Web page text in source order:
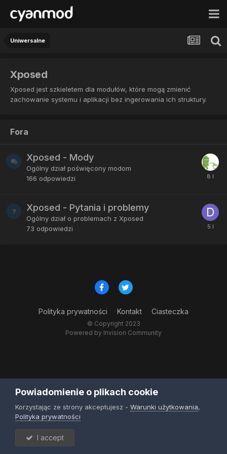
Uniwersalne
Xposed
Xposed jest szkieletem dla modułów, które mogą zmienić
zachowanie systemu i aplikacji bez ingerowania ich struktury.
Fora
Xposed - Mody
Ogólny dział poświęcony modom
166 odpowiedzi
Xposed - Pytania i problemy
Ogólny dział o problemach z Xposed
73 odpowiedzi
Polityka prywatności Kontakt Ciasteczka
© Copyright 2023
Powered by Invision Community
Powiadomienie o plikach cookie
Korzystając ze strony akceptujesz - Warunki użytkowania,
Polityka prywatności
I accept